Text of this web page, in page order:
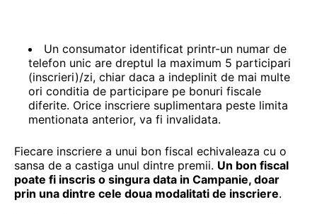
Un consumator identificat printr-un numar de
telefon unic are dreptul la maximum 5 participari
(inscrieri)/zi, chiar daca a indeplinit de mai multe
ori conditia de participare pe bonuri fiscale
diferite. Orice inscriere suplimentara peste limita
mentionata anterior, va fi invalidata.
Fiecare inscriere a unui bon fiscal echivaleaza cu o
sansa de a castiga unul dintre premii. Un bon fiscal
poate fi inscris o singura data in Campanie, doar
prin una dintre cele doua modalitati de inscriere.